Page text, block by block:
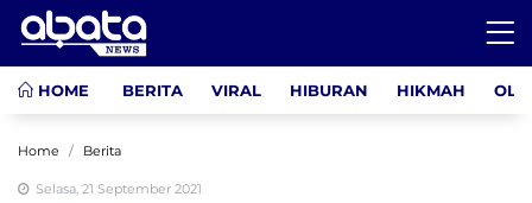
HOME BERITA VIRAL HIBURAN HIKMAH
Home Berita
Selasa, 21 September 2021